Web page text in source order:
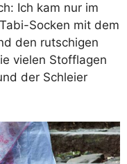
Ich kam nur im
Socken mit dem
den rutschigen
vielen Stofflagen
der Schleier